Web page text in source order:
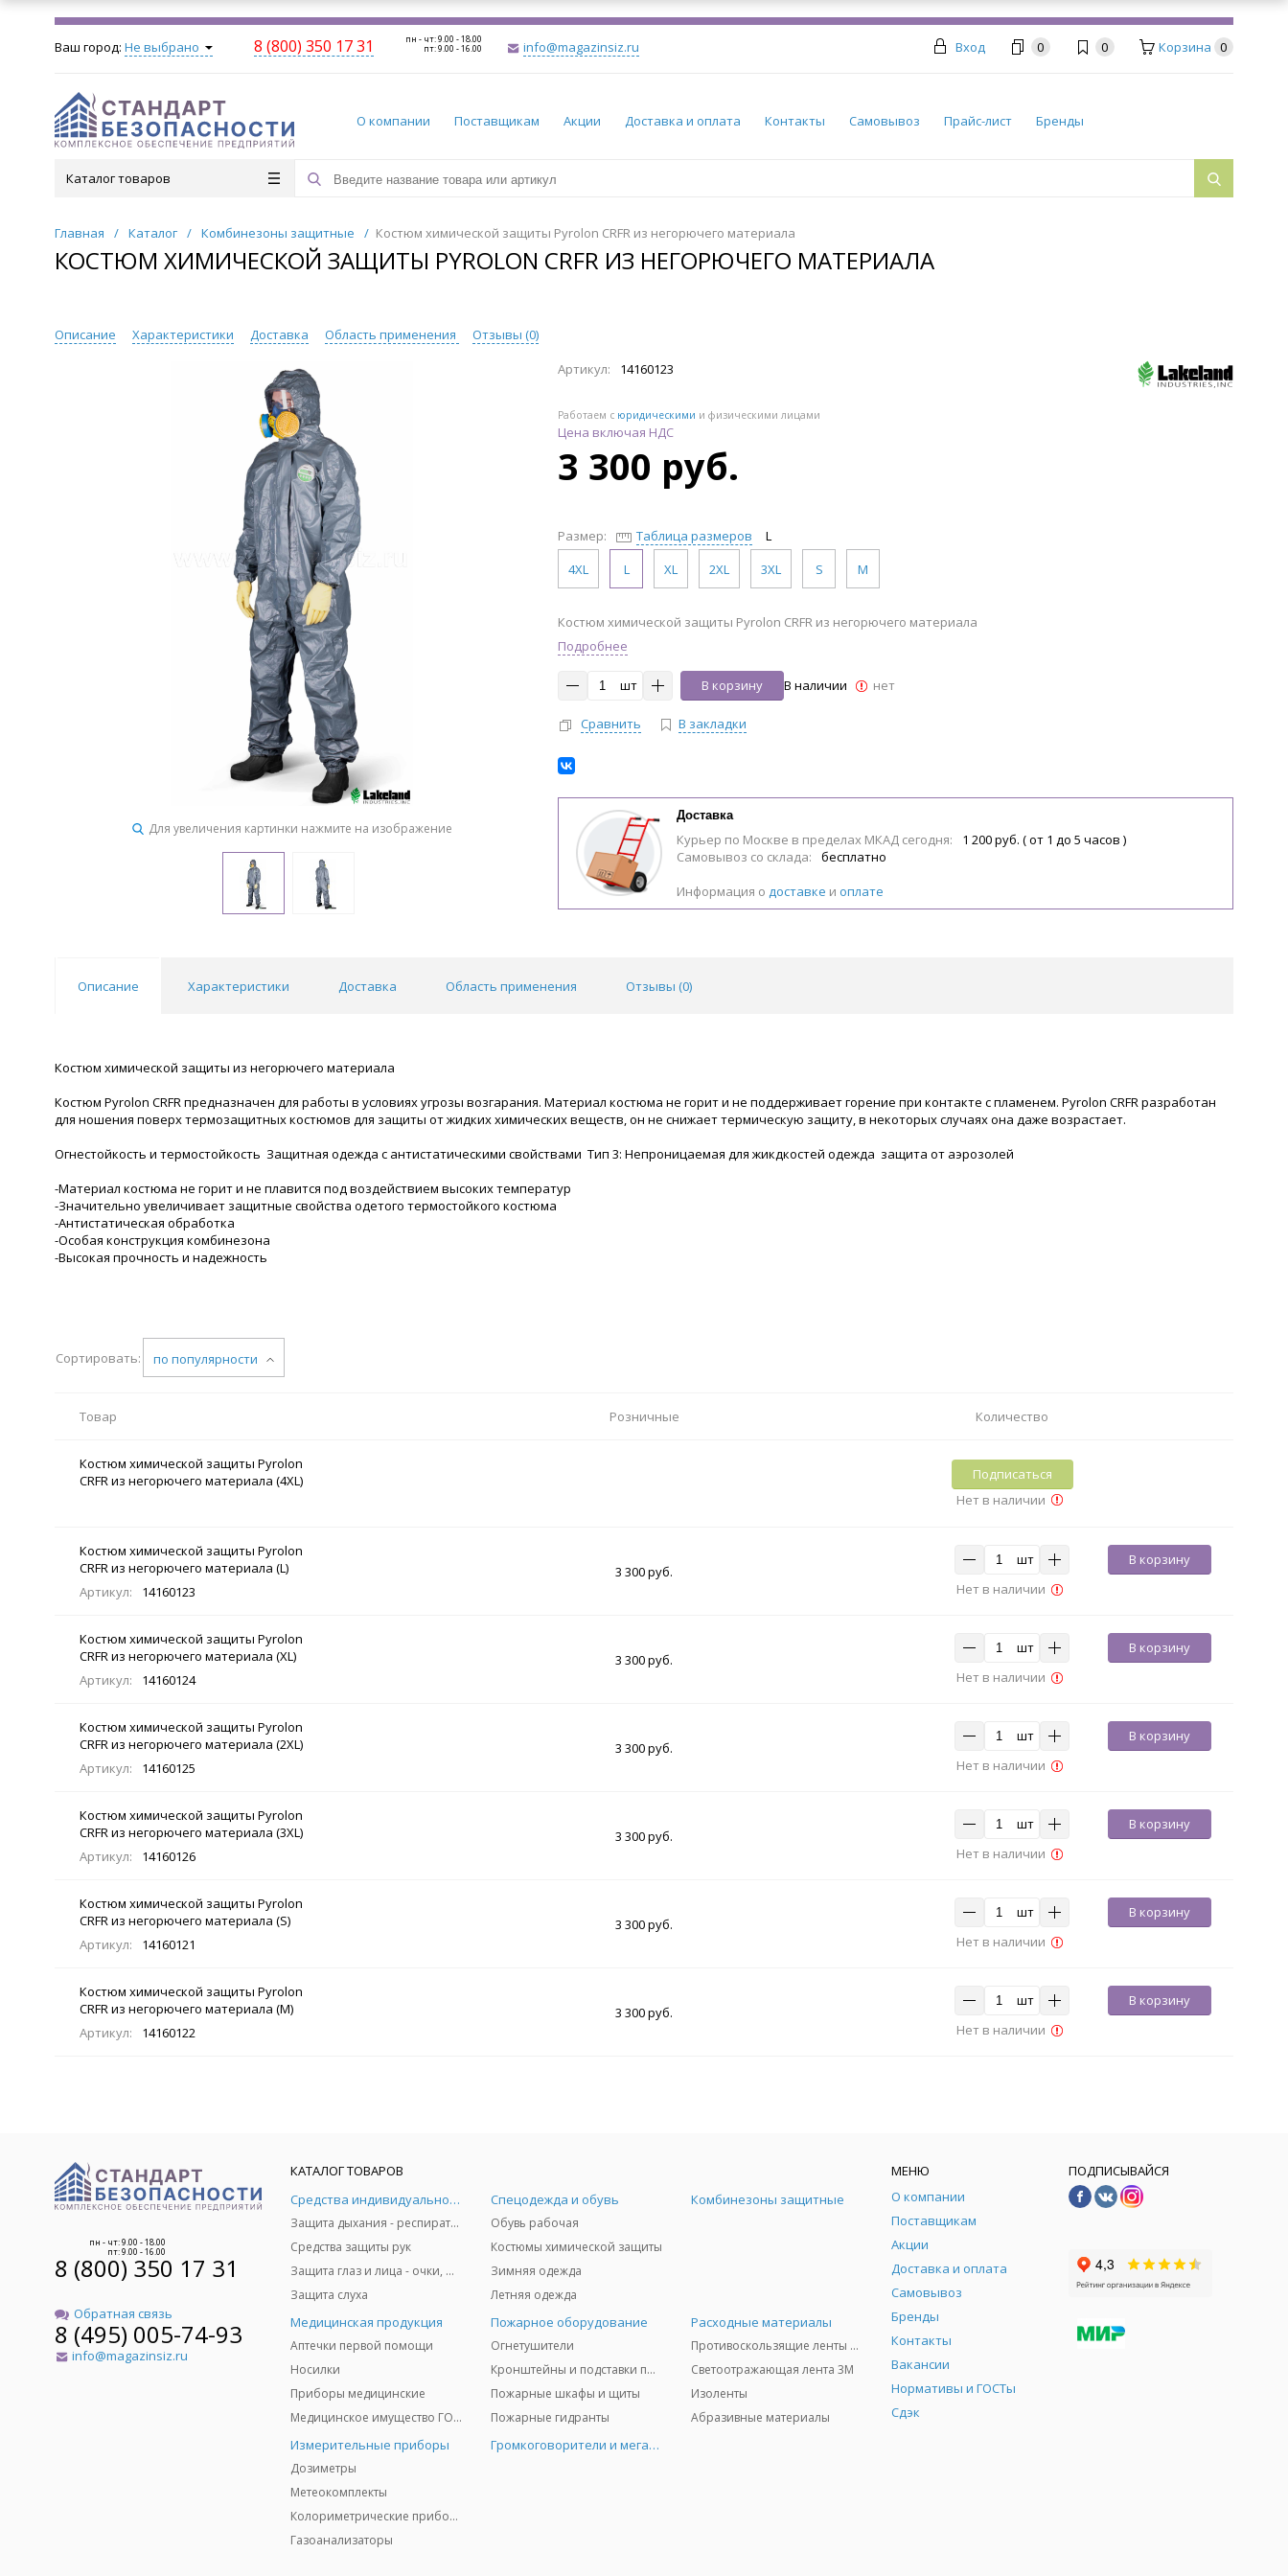
Ваш город: Не выбрано 8 (800) 350 17 31 пн - чт: 9.00 - 18.00
пт: 9.00 - 16.00 info@magazinsiz.ru Вход 0 0 Корзина 0
О компании Поставщикам Акции Доставка и оплата Контакты Самовывоз Прайс-лист Бренды
Каталог товаров
Главная / Каталог / Комбинезоны защитные / Костюм химической защиты Pyrolon CRFR из негорючего материала
КОСТЮМ ХИМИЧЕСКОЙ ЗАЩИТЫ PYROLON CRFR ИЗ НЕГОРЮЧЕГО МАТЕРИАЛА
Описание Характеристики Доставка Область применения Отзывы (0)
Для увеличения картинки нажмите на изображение
Артикул: 14160123
Работаем с юридическими и физическими лицами
Цена включая НДС
3 300 руб.
Размер: Таблица размеров
L
4XL
L XL 2XL 3XL S M
Костюм химической защиты Pyrolon CRFR из негорючего материала
Подробнее
шт В корзину В наличии нет
Сравнить В закладки
Доставка
Курьер по Москве в пределах МКАД сегодня:
1 200 руб. ( от 1 до 5 часов )
Самовывоз со склада:
бесплатно
Информация о доставке и оплате
Описание Характеристики Доставка Область применения Отзывы (0)
Костюм химической защиты из негорючего материала
Костюм Pyrolon CRFR предназначен для работы в условиях угрозы возгарания. Материал костюма не горит и не поддерживает горение при контакте с пламенем. Pyrolon CRFR разработан
для ношения поверх термозащитных костюмов для защиты от жидких химических веществ, он не снижает термическую защиту, в некоторых случаях она даже возрастает.
Огнестойкость и термостойкость Защитная одежда с антистатическими свойствами Тип 3: Непроницаемая для жикдкостей одежда защита от аэрозолей
-Материал костюма не горит и не плавится под воздействием высоких температур
-Значительно увеличивает защитные свойства одетого термостойкого костюма
-Антистатическая обработка
-Особая конструкция комбинезона
-Высокая прочность и надежность
Сортировать: по популярности
Товар Розничные Количество
Костюм химической защиты Pyrolon
CRFR из негорючего материала (4XL)
Подписаться
Нет в наличии
Костюм химической защиты Pyrolon
CRFR из негорючего материала (L)
Артикул:
14160123
3 300 руб.
шт
В корзину
Нет в наличии
Костюм химической защиты Pyrolon
CRFR из негорючего материала (XL)
Артикул:
14160124
3 300 руб.
шт
В корзину
Нет в наличии
Костюм химической защиты Pyrolon
CRFR из негорючего материала (2XL)
Артикул:
14160125
3 300 руб.
шт
В корзину
Нет в наличии
Костюм химической защиты Pyrolon
CRFR из негорючего материала (3XL)
Артикул:
14160126
3 300 руб.
шт
В корзину
Нет в наличии
Костюм химической защиты Pyrolon
CRFR из негорючего материала (S)
Артикул:
14160121
3 300 руб.
шт
В корзину
Нет в наличии
Костюм химической защиты Pyrolon
CRFR из негорючего материала (M)
Артикул:
14160122
3 300 руб.
шт
В корзину
Нет в наличии
пн - чт: 9.00 - 18.00
пт: 9.00 - 16.00
8 (800) 350 17 31
Обратная связь
8 (495) 005-74-93
info@magazinsiz.ru
КАТАЛОГ ТОВАРОВ
Средства индивидуальной защиты
Защита дыхания - респираторы, противогазы, фильтры, дозиметры
Средства защиты рук
Защита глаз и лица - очки, щитки
Защита слуха
Спецодежда и обувь
Обувь рабочая
Костюмы химической защиты
Зимняя одежда
Летняя одежда
Комбинезоны защитные
Медицинская продукция
Аптечки первой помощи
Носилки
Приборы медицинские
Медицинское имущество ГО и ЧС
Пожарное оборудование
Огнетушители
Кронштейны и подставки под огнетушители
Пожарные шкафы и щиты
Пожарные гидранты
Расходные материалы
Противоскользящие ленты 3М
Светоотражающая лента 3M
Изоленты
Абразивные материалы
Измерительные приборы
Дозиметры
Метеокомплекты
Колориметрические приборы
Газоанализаторы
Громкоговорители и мегафоны
МЕНЮ
О компании
Поставщикам
Акции
Доставка и оплата
Самовывоз
Бренды
Контакты
Вакансии
Нормативы и ГОСТы
Сдэк
ПОДПИСЫВАЙСЯ